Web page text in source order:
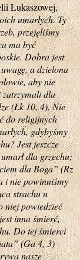
Łukaszowej,
umarłych. Ty
przejęliśmy
ma być
Dobra jest
a dzielona
aby nie
zatrzymali dla
(Łk 10, 4). Nie
do religijnych
gdybyśmy
Jest jeszcze
dla grzechu;
dla Boga” (Rz
i nie powinniśmy
strachu u
niej powiedzieć
inna śmierć,
Do tej śmierci
(Ga 4, 3)
nasze